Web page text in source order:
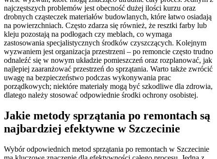
najczęstszych problemów jest obecność dużej ilości kurzu oraz
drobnych cząsteczek materiałów budowlanych, które łatwo osiadają
na powierzchniach. Często zdarza się również, że resztki farby lub
kleju pozostają na podłogach czy meblach, co wymaga
zastosowania specjalistycznych środków czyszczących. Kolejnym
wyzwaniem jest organizacja przestrzeni – po remoncie często trudno
odnaleźć się w nowym układzie pomieszczeń oraz rozplanować, jak
najlepiej zaaranżować przestrzeń do sprzątania. Warto także zwrócić
uwagę na bezpieczeństwo podczas wykonywania prac
porządkowych; niektóre materiały mogą być szkodliwe dla zdrowia,
dlatego należy stosować odpowiednie środki ochrony osobistej.
Jakie metody sprzątania po remontach są
najbardziej efektywne w Szczecinie
Wybór odpowiednich metod sprzątania po remontach w Szczecinie